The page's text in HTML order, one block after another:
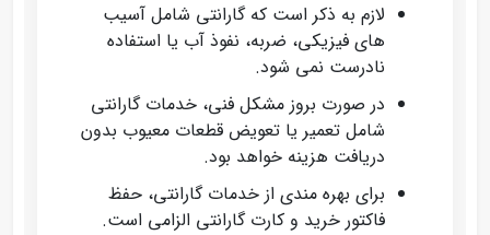
لازم به ذکر است که گارانتی شامل آسیب‌
های فیزیکی، ضربه، نفوذ آب یا استفاده
نادرست نمی‌ شود.
در صورت بروز مشکل فنی، خدمات گارانتی
شامل تعمیر یا تعویض قطعات معیوب بدون
دریافت هزینه خواهد بود.
برای بهره‌ مندی از خدمات گارانتی، حفظ
فاکتور خرید و کارت گارانتی الزامی است.